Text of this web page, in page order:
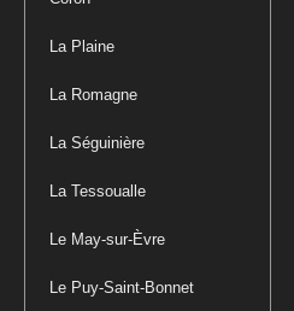
La Plaine
La Romagne
La Séguinière
La Tessoualle
Le May-sur-Èvre
Le Puy-Saint-Bonnet